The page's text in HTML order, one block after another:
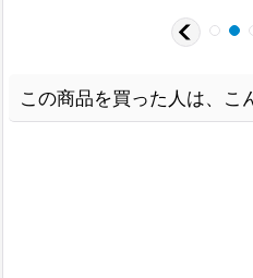
この商品を買った人は、こ